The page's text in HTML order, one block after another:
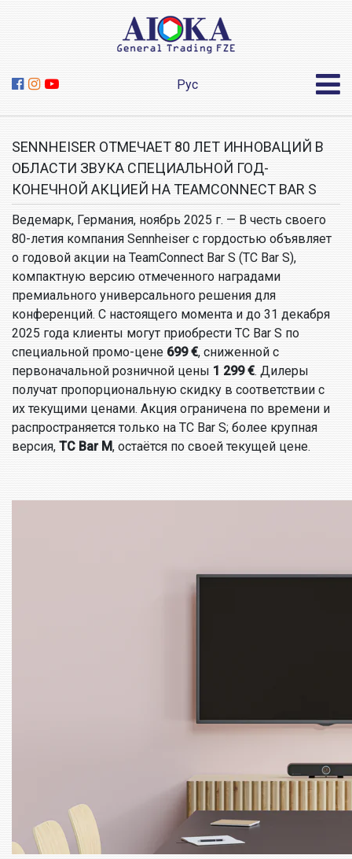
Рус
SENNHEISER ОТМЕЧАЕТ 80 ЛЕТ ИННОВАЦИЙ В
ОБЛАСТИ ЗВУКА СПЕЦИАЛЬНОЙ ГОД-
КОНЕЧНОЙ АКЦИЕЙ НА TEAMCONNECT BAR S
Ведемарк, Германия, ноябрь 2025 г. — В честь своего
80-летия компания Sennheiser с гордостью объявляет
о годовой акции на TeamConnect Bar S (TC Bar S),
компактную версию отмеченного наградами
премиального универсального решения для
конференций. С настоящего момента и до 31 декабря
2025 года клиенты могут приобрести TC Bar S по
специальной промо-цене 699 €, сниженной с
первоначальной розничной цены 1 299 €. Дилеры
получат пропорциональную скидку в соответствии с
их текущими ценами. Акция ограничена по времени и
распространяется только на TC Bar S; более крупная
версия, TC Bar M, остаётся по своей текущей цене.